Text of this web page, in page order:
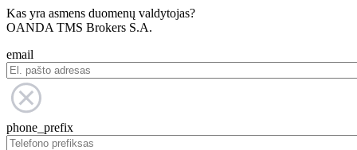
Kas yra asmens duomenų valdytojas?
OANDA TMS Brokers S.A.
email
phone_prefix